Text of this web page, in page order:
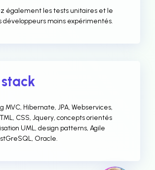
également les tests unitaires et le
développeurs moins expérimentés.
MVC, Hibernate, JPA, Webservices,
CSS, Jquery, concepts orientés
UML, design patterns, Agile
Oracle.